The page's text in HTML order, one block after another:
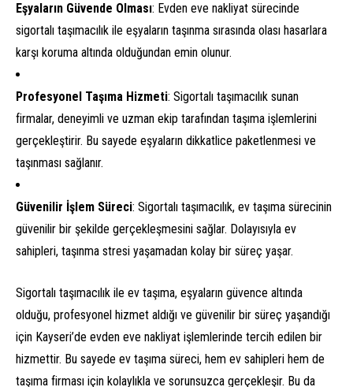
Eşyaların Güvende Olması: Evden eve nakliyat sürecinde
sigortalı taşımacılık ile eşyaların taşınma sırasında olası hasarlara
karşı koruma altında olduğundan emin olunur.
Profesyonel Taşıma Hizmeti: Sigortalı taşımacılık sunan
firmalar, deneyimli ve uzman ekip tarafından taşıma işlemlerini
gerçekleştirir. Bu sayede eşyaların dikkatlice paketlenmesi ve
taşınması sağlanır.
Güvenilir İşlem Süreci: Sigortalı taşımacılık, ev taşıma sürecinin
güvenilir bir şekilde gerçekleşmesini sağlar. Dolayısıyla ev
sahipleri, taşınma stresi yaşamadan kolay bir süreç yaşar.
Sigortalı taşımacılık ile ev taşıma, eşyaların güvence altında
olduğu, profesyonel hizmet aldığı ve güvenilir bir süreç yaşandığı
için Kayseri’de evden eve nakliyat işlemlerinde tercih edilen bir
hizmettir. Bu sayede ev taşıma süreci, hem ev sahipleri hem de
taşıma firması için kolaylıkla ve sorunsuzca gerçekleşir. Bu da